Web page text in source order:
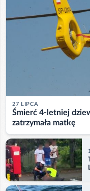
27 LIPCA
Śmierć 4-letniej
zatrzymała matkę